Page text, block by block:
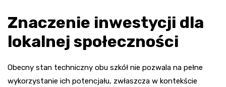
Znaczenie inwestycji dla
lokalnej społeczności
Obecny stan techniczny obu szkół nie pozwala na pełne
wykorzystanie ich potencjału, zwłaszcza w kontekście